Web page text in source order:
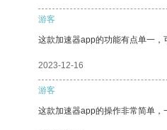
游客
这款加速器app的功能有点单一，
2023-12-16
游客
这款加速器app的操作非常简单，